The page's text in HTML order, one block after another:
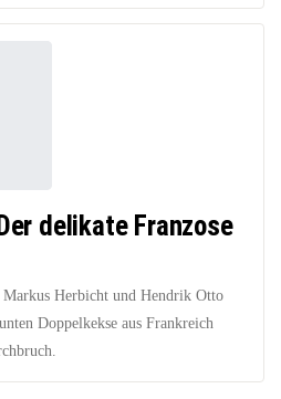
delikate Franzose
Herbicht und Hendrik Otto
Doppelkekse aus Frankreich